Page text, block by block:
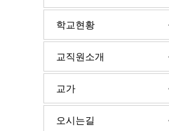
학교현황
교직원소개
교가
오시는길